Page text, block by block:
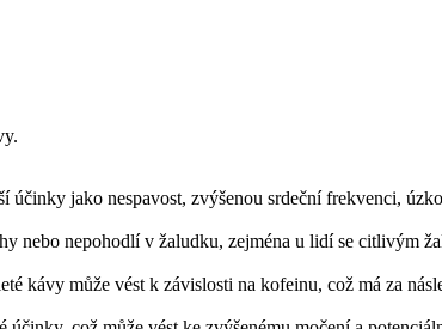
účinky jako nespavost, zvýšenou srdeční frekvenci,
nebo nepohodlí v žaludku, zejména u lidí se citlivým
kávy může vést k závislosti na kofeinu, což má za